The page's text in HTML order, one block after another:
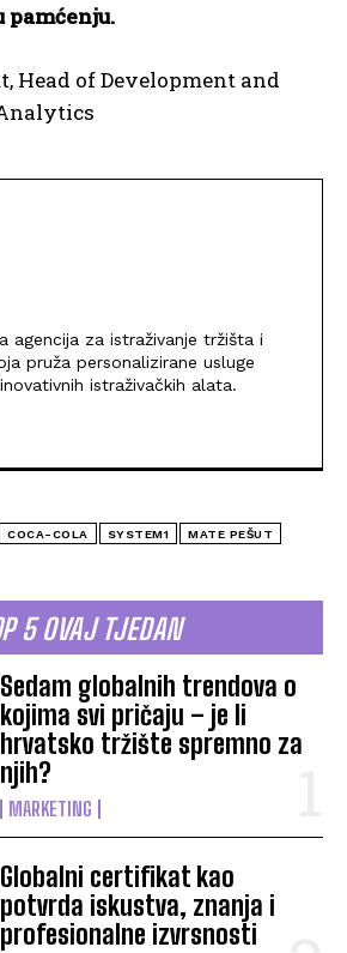
pamćenju.
Head of Development and
agencija za istraživanje tržišta i
pruža personalizirane usluge
istraživačkih alata.
COCA-COLA SYSTEM1 MATE PEŠUT
5 OVAJ TJEDAN
Sedam globalnih trendova o
kojima svi pričaju – je li
hrvatsko tržište spremno za
njih?
MARKETING
Globalni certifikat kao
potvrda iskustva, znanja i
profesionalne izvrsnosti